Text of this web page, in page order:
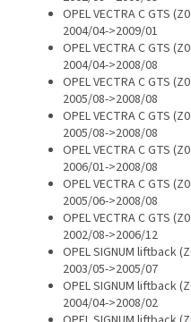
OPEL VECTRA C GTS
2004/04->2009/01
OPEL VECTRA C GTS
2004/04->2008/08
OPEL VECTRA C GTS
2005/08->2008/08
OPEL VECTRA C GTS
2005/08->2008/08
OPEL VECTRA C GTS
2006/01->2008/08
OPEL VECTRA C GTS
2005/06->2008/08
OPEL VECTRA C GTS
2002/08->2006/12
OPEL SIGNUM liftback
2003/05->2005/07
OPEL SIGNUM liftback
2004/04->2008/02